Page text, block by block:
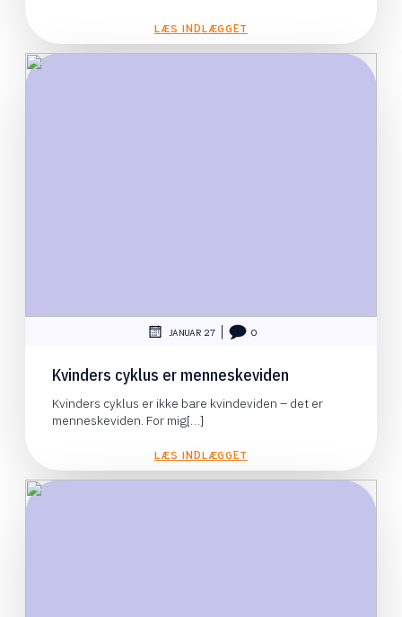
LÆS INDLÆGGET
JANUAR 27 0
Kvinders cyklus er menneskeviden
Kvinders cyklus er ikke bare kvindeviden – det er
menneskeviden. For mig[…]
LÆS INDLÆGGET